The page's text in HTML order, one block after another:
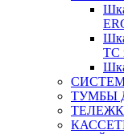
ТС
ТУМБЫ